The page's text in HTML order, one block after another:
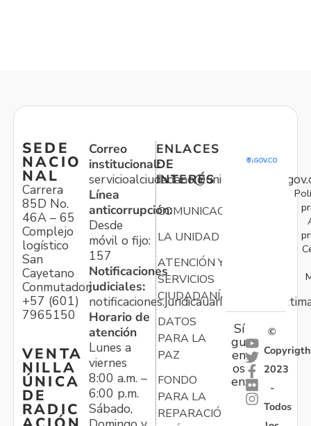
SEDE
NACIO
NAL
Carrera
85D No.
46A – 65
Complejo
logístico
San
Cayetano
Conmutador:
+57 (601)
7965150
VENTA
NILLA
ÚNICA
DE
RADIC
Correo
institucional:
Línea
anticorrupción:
Desde
móvil o fijo:
157
Notificaciones
judiciales:
Horario de
atención
Lunes a
viernes
8:00 a.m. –
6:00 p.m.
Sábado,
ENLACES
DE
INTERÉS
COMUNICACIONES
LA UNIDAD
ATENCIÓN Y
SERVICIOS
CIUDADANÍA
DATOS
PARA LA
PAZ
FONDO
PARA LA
REPARACIÓN
Sí
gu
en
os
en:
©
Copyrigth
2023
-
Todos